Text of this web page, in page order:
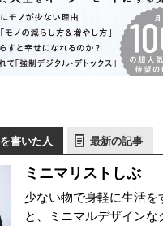
書いた人 最新の記事
ミニマリストしぶ
少ない物で身軽に生活を
と、ミニマルデザインな